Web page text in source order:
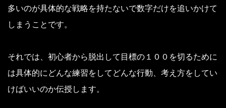
多いのが具体的な戦略を持たないで数字だけを追いかけて
しまうことです。
それでは、初心者から脱出して目標の１００を切るために
は具体的にどんな練習をしてどんな行動、考え方をしてい
けばいいのか伝授します。